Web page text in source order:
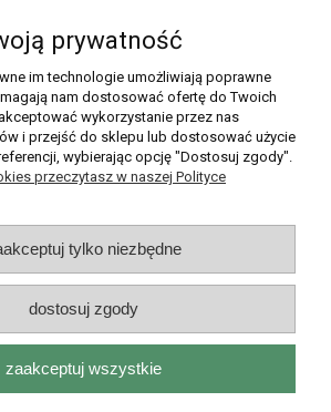
Moje konto
Płatności i dostawa
Informacje
O nas
| ul. Olszewskiego 99, 51-638 Wrocław |
|537 71 71 71| NIP: 8982036706 |
prywatność
im technologie umożliwiają poprawne
nam dostosować ofertę do Twoich
wykorzystanie przez nas
i przejść do sklepu lub dostosować użycie
wybierając opcję "Dostosuj zgody".
przeczytasz w naszej Polityce
tylko niezbędne
dostosuj zgody
zaakceptuj wszystkie